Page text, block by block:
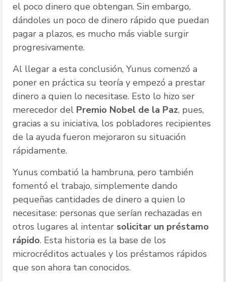
el poco dinero que obtengan. Sin embargo,
dándoles un poco de dinero rápido que puedan
pagar a plazos, es mucho más viable surgir
progresivamente.
Al llegar a esta conclusión, Yunus comenzó a
poner en práctica su teoría y empezó a prestar
dinero a quien lo necesitase. Esto lo hizo ser
merecedor del Premio Nobel de la Paz, pues,
gracias a su iniciativa, los pobladores recipientes
de la ayuda fueron mejoraron su situación
rápidamente.
Yunus combatió la hambruna, pero también
fomentó el trabajo, simplemente dando
pequeñas cantidades de dinero a quien lo
necesitase: personas que serían rechazadas en
otros lugares al intentar solicitar un préstamo
rápido. Esta historia es la base de los
microcréditos actuales y los préstamos rápidos
que son ahora tan conocidos.